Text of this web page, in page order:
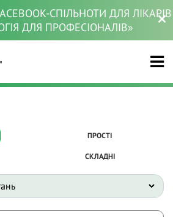
СПІЛЬНОТИ ДЛЯ ЛІКАРІВ
ДЛЯ ПРОФЕСІОНАЛІВ»
ПРОСТІ
СКЛАДНІ